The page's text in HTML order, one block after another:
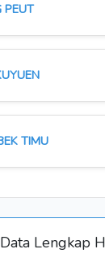
PEUT
TIMU
Lengkap